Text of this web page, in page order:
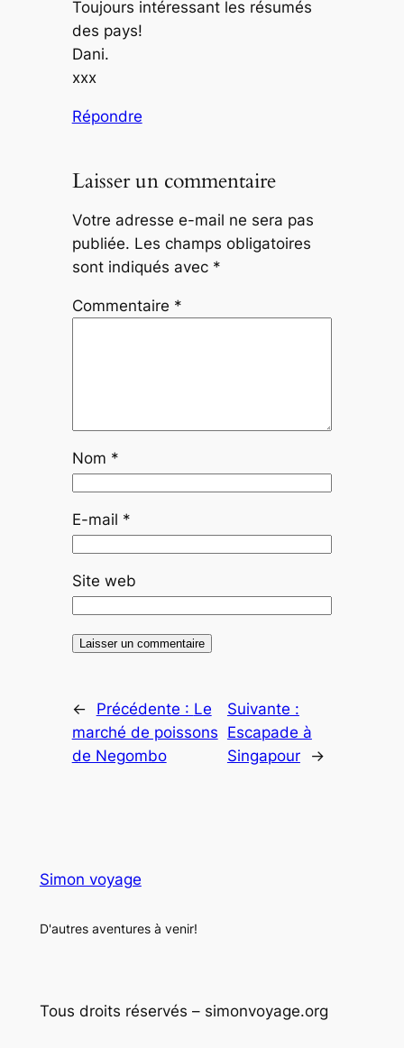
Toujours intéressant les résumés
des pays!
Dani.
xxx
Répondre
Laisser un commentaire
Votre adresse e-mail ne sera pas
publiée. Les champs obligatoires
sont indiqués avec *
Commentaire *
Nom *
E-mail *
Site web
← Précédente : Le
marché de poissons
de Negombo
Suivante :
Escapade à
Singapour
→
Simon voyage
D'autres aventures à venir!
Tous droits réservés – simonvoyage.org